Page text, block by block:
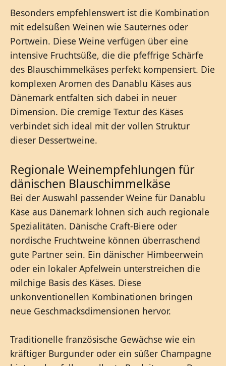
Besonders empfehlenswert ist die Kombination
mit edelsüßen Weinen wie Sauternes oder
Portwein. Diese Weine verfügen über eine
intensive Fruchtsüße, die die pfeffrige Schärfe
des Blauschimmelkäses perfekt kompensiert. Die
komplexen Aromen des Danablu Käses aus
Dänemark entfalten sich dabei in neuer
Dimension. Die cremige Textur des Käses
verbindet sich ideal mit der vollen Struktur
dieser Dessertweine.
Regionale Weinempfehlungen für
dänischen Blauschimmelkäse
Bei der Auswahl passender Weine für Danablu
Käse aus Dänemark lohnen sich auch regionale
Spezialitäten. Dänische Craft-Biere oder
nordische Fruchtweine können überraschend
gute Partner sein. Ein dänischer Himbeerwein
oder ein lokaler Apfelwein unterstreichen die
milchige Basis des Käses. Diese
unkonventionellen Kombinationen bringen
neue Geschmacksdimensionen hervor.
Traditionelle französische Gewächse wie ein
kräftiger Burgunder oder ein süßer Champagne